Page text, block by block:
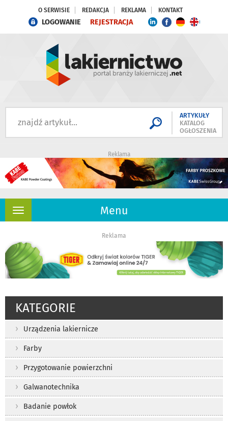
O SERWISIE REDAKCJA REKLAMA KONTAKT
LOGOWANIE REJESTRACJA
ARTYKUŁY
KATALOG
OGŁOSZENIA
Reklama
Menu
Rozwiń
Reklama
KATEGORIE
Urządzenia lakiernicze
Farby
Przygotowanie powierzchni
Galwanotechnika
Badanie powłok